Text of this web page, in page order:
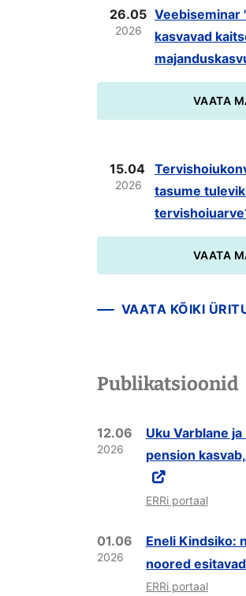
26.05
2026
Veebiseminar
kasvavad
VAATA
15.04
2026
tasume
VAATA
VAATA KÕIKI
Publikatsioonid
12.06
2026
Uku Varblane
pension
ERRi portaal
01.06
2026
Eneli Kindsiko:
noored
ERRi portaal